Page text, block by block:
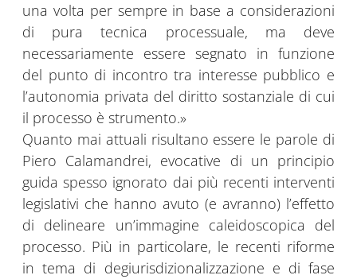
una volta per sempre in base a considerazioni
di pura tecnica processuale, ma deve
necessariamente essere segnato in funzione
del punto di incontro tra interesse pubblico e
l’autonomia privata del diritto sostanziale di cui
il processo è strumento.»
Quanto mai attuali risultano essere le parole di
Piero Calamandrei, evocative di un principio
guida spesso ignorato dai più recenti interventi
legislativi che hanno avuto (e avranno) l’effetto
di delineare un’immagine caleidoscopica del
processo. Più in particolare, le recenti riforme
in tema di degiurisdizionalizzazione e di fase